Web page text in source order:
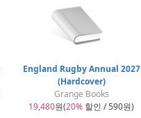
England Rugby Annual 2027
(Hardcover)
Grange Books
19,480원(20% 할인 / 590원)